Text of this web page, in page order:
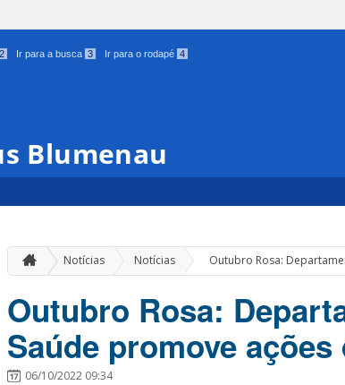
2 Ir para a busca 3 Ir para o rodapé 4
Blumenau
Notícias Notícias » Outubro Rosa:
Outubro Rosa:
Saúde promove
06/10/2022 09:34